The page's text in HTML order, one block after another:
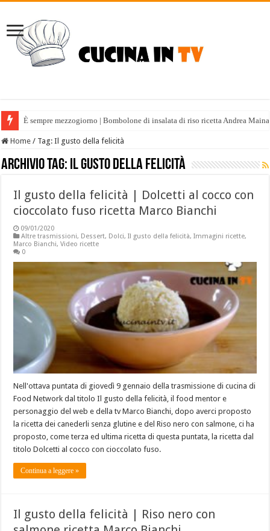
È sempre mezzogiorno | Bombolone di insalata di riso ricetta Andrea
Home / Tag:Il gusto della felicità
Archivio tag: Il gusto della felicità
Il gusto della felicità | Dolcetti al cocco con
cioccolato fuso ricetta Marco Bianchi
09/01/2020
Altre trasmissioni, Dessert, Dolci,Il gusto della felicità,Immagini ricette,
Marco Bianchi,Video ricette
0
Nell'ottava puntata di giovedì 9 gennaio della trasmissione di cucina di
Food Network dal titolo Il gusto della felicità, il food mentor e
personaggio del web e della tv Marco Bianchi, dopo averci proposto
la ricetta dei canederli senza glutine e del Riso nero con salmone, ci ha
proposto, come terza ed ultima ricetta di questa puntata, la ricetta dal
titolo Dolcetti al cocco con cioccolato fuso.
Continua a leggere »
Il gusto della felicità | Riso nero con